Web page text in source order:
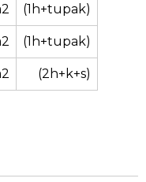
(1h+tupak)
(1h+tupak)
(2h+k+s)